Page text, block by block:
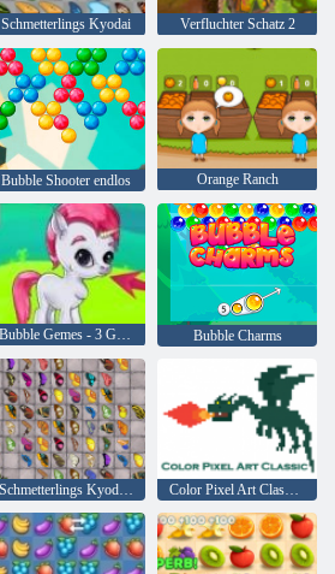
Schmetterlings Kyodai Verfluchter Schatz 2
Bubble Shooter endlos Orange Ranch
Bubble Charms
Schmetterlings Kyodai HD